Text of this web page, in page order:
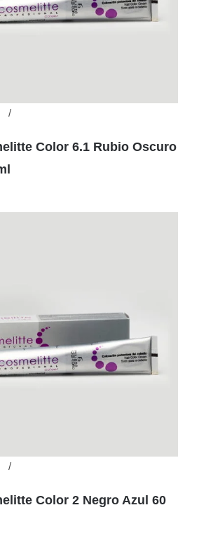
/
Color 6.1 Rubio Oscuro
/
Color 2 Negro Azul 60